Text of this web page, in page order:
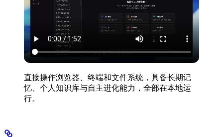
直接操作浏览器、终端和文件系统，具备长期记
忆、个人知识库与自主进化能力，全部在本地运
行。